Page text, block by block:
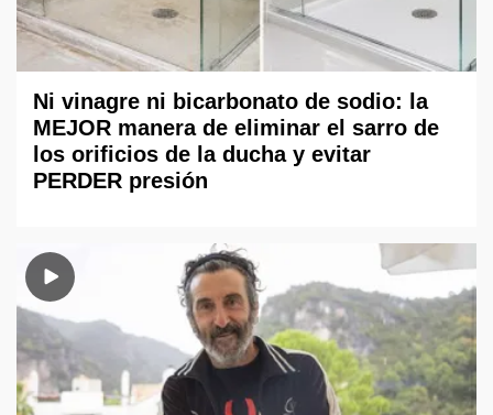
Ni vinagre ni bicarbonato de sodio: la
MEJOR manera de eliminar el sarro de
los orificios de la ducha y evitar
PERDER presión